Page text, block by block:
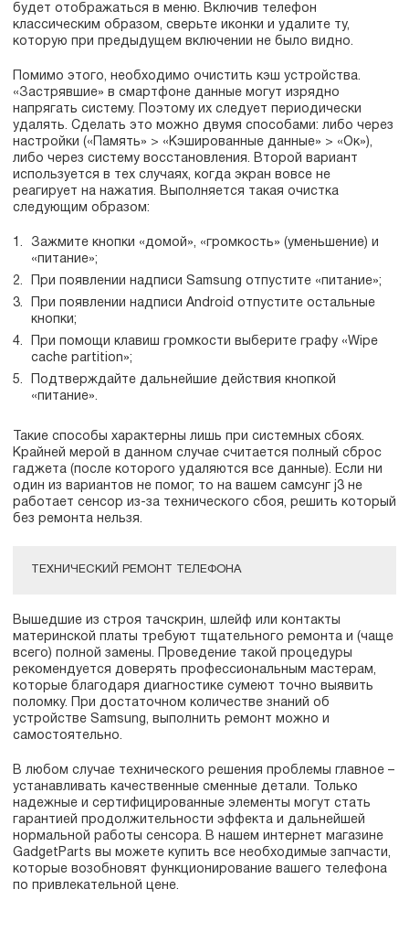
будет отображаться в меню. Включив телефон
классическим образом, сверьте иконки и удалите ту,
которую при предыдущем включении не было видно.
Помимо этого, необходимо очистить кэш устройства.
«Застрявшие» в смартфоне данные могут изрядно
напрягать систему. Поэтому их следует периодически
удалять. Сделать это можно двумя способами: либо через
настройки («Память» > «Кэшированные данные» > «Ок»),
либо через систему восстановления. Второй вариант
используется в тех случаях, когда экран вовсе не
реагирует на нажатия. Выполняется такая очистка
следующим образом:
Зажмите кнопки «домой», «громкость» (уменьшение) и
«питание»;
При появлении надписи Samsung отпустите «питание»;
При появлении надписи Android отпустите остальные
кнопки;
При помощи клавиш громкости выберите графу «Wipe
cache partition»;
Подтверждайте дальнейшие действия кнопкой
«питание».
Такие способы характерны лишь при системных сбоях.
Крайней мерой в данном случае считается полный сброс
гаджета (после которого удаляются все данные). Если ни
один из вариантов не помог, то на вашем самсунг j3 не
работает сенсор из-за технического сбоя, решить который
без ремонта нельзя.
ТЕХНИЧЕСКИЙ РЕМОНТ ТЕЛЕФОНА
Вышедшие из строя тачскрин, шлейф или контакты
материнской платы требуют тщательного ремонта и (чаще
всего) полной замены. Проведение такой процедуры
рекомендуется доверять профессиональным мастерам,
которые благодаря диагностике сумеют точно выявить
поломку. При достаточном количестве знаний об
устройстве Samsung, выполнить ремонт можно и
самостоятельно.
В любом случае технического решения проблемы главное –
устанавливать качественные сменные детали. Только
надежные и сертифицированные элементы могут стать
гарантией продолжительности эффекта и дальнейшей
нормальной работы сенсора. В нашем интернет магазине
GadgetParts вы можете купить все необходимые запчасти,
которые возобновят функционирование вашего телефона
по привлекательной цене.